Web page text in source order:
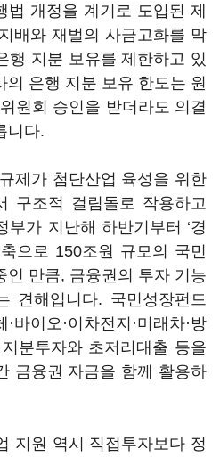
법 개정을 계기로 도입된 제
배와 재벌의 사금고화를 막
행 지분 보유를 제한하고 있
의 은행 지분 보유 한도는 원
원회 승인을 받더라도 의결
니다.
제가 첨단산업 육성을 위한
구조적 걸림돌로 작용하고
부가 지난해 하반기부터 ‘경
으로 150조원 규모의 국민
인 만큼, 금융권의 투자 기능
견해입니다. 국민성장펀드
바이오·이차전지·미래차·방
분투자와 초저리대출 등을
금융권 자금을 함께 활용하
지원 역시 직접투자보다 정